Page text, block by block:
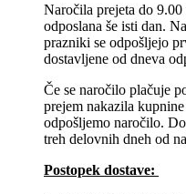
Naročila prejeta do
odposlana še isti dan.
prazniki se odpošljejo
dostavljene od dneva
Če se naročilo plačuje
prejem nakazila
odpošljemo naročilo.
treh delovnih dneh od
Postopek dostave: